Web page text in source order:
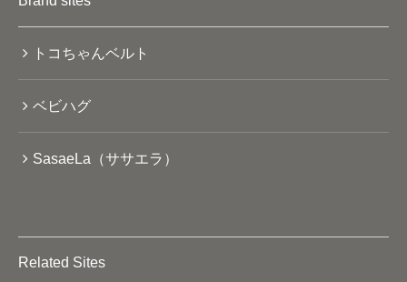
トコちゃんベルト
ベビハグ
SasaeLa（ササエラ）
Related Sites